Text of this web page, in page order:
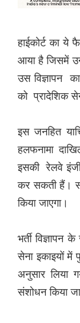
हाईकोर्ट का ये
आया है जिसमें
उस विज्ञापन
को प्रादेशिक
इस जनहित
हलफनामा
इसकी रेलवे
कर सकती हैं।
किया जाएगा।
भर्ती
सेना इकाइयों में
अनुसार लिया
संशोधन किया